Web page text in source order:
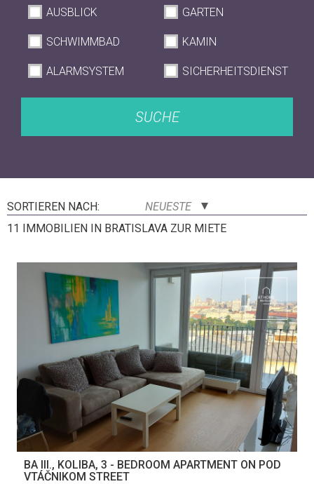
AUSBLICK GARTEN
SCHWIMMBAD KAMIN
ALARMSYSTEM SICHERHEITSDIENST
SUCHE
SORTIEREN NACH:
NEUESTE
11 IMMOBILIEN IN BRATISLAVA ZUR MIETE
BA III., KOLIBA, 3 - BEDROOM APARTMENT ON POD
VTÁČNIKOM STREET